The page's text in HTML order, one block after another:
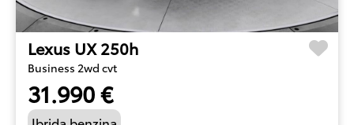
Lexus UX 250h
Business 2wd cvt
31.990 €